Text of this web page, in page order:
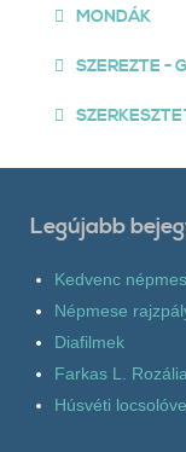
MONDÁK
SZEREZTE -
Legújabb
Kedvenc
Népmese
Diafilmek
Farkas L.
Húsvéti